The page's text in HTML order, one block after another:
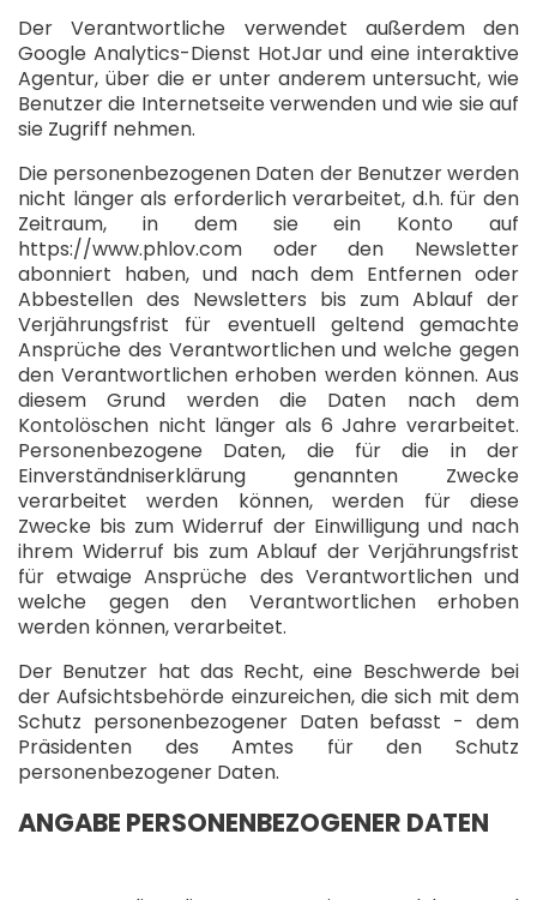
Der Verantwortliche verwendet außerdem den
Google Analytics-Dienst HotJar und eine interaktive
Agentur, über die er unter anderem untersucht, wie
Benutzer die Internetseite verwenden und wie sie auf
sie Zugriff nehmen.
Die personenbezogenen Daten der Benutzer werden
nicht länger als erforderlich verarbeitet, d.h. für den
Zeitraum, in dem sie ein Konto auf
https://www.phlov.com oder den Newsletter
abonniert haben, und nach dem Entfernen oder
Abbestellen des Newsletters bis zum Ablauf der
Verjährungsfrist für eventuell geltend gemachte
Ansprüche des Verantwortlichen und welche gegen
den Verantwortlichen erhoben werden können. Aus
diesem Grund werden die Daten nach dem
Kontolöschen nicht länger als 6 Jahre verarbeitet.
Personenbezogene Daten, die für die in der
Einverständniserklärung genannten Zwecke
verarbeitet werden können, werden für diese
Zwecke bis zum Widerruf der Einwilligung und nach
ihrem Widerruf bis zum Ablauf der Verjährungsfrist
für etwaige Ansprüche des Verantwortlichen und
welche gegen den Verantwortlichen erhoben
werden können, verarbeitet.
Der Benutzer hat das Recht, eine Beschwerde bei
der Aufsichtsbehörde einzureichen, die sich mit dem
Schutz personenbezogener Daten befasst - dem
Präsidenten des Amtes für den Schutz
personenbezogener Daten.
ANGABE PERSONENBEZOGENER DATEN